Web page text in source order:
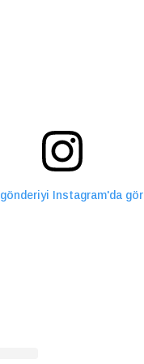
Instagram'da gör